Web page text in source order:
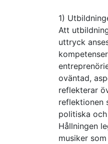
1)
Att
uttryck
oväntad,
reflekterar
reflektionen
politiska
Hållningen
musiker